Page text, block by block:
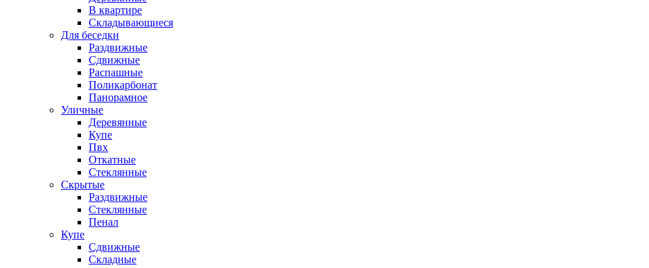
В квартире
Складывающиеся
Для беседки
Раздвижные
Сдвижные
Распашные
Поликарбонат
Панорамное
Уличные
Деревянные
Купе
Пвх
Откатные
Стеклянные
Скрытые
Раздвижные
Стеклянные
Пенал
Купе
Сдвижные
Складные